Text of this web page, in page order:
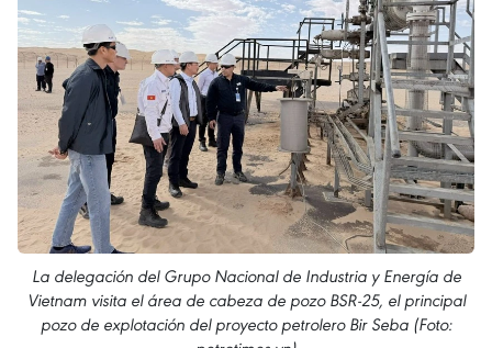
La delegación del Grupo Nacional de Industria y Energía de
Vietnam visita el área de cabeza de pozo BSR-25, el principal
pozo de explotación del proyecto petrolero Bir Seba (Foto: